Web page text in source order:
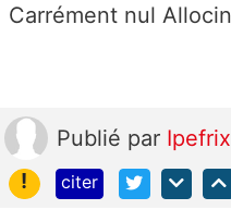
Carrément nul
Publié par Ipefrix
!
citer